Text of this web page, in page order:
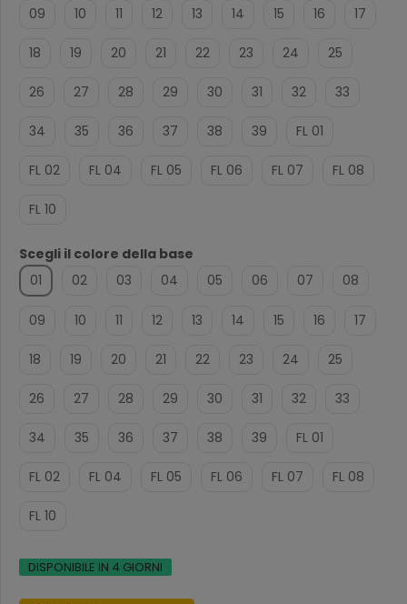
09 10 11 12 13 14 15 16 17
18 19 20 21 22 23 24 25
26 27 28 29 30 31 32 33
34 35 36 37 38 39 FL 01
FL 02 FL 04 FL 05 FL 06 FL 07 FL 08
FL 10
Scegli il colore della base
01
02 03 04 05 06 07 08
09 10 11 12 13 14 15 16 17
18 19 20 21 22 23 24 25
26 27 28 29 30 31 32 33
34 35 36 37 38 39 FL 01
FL 02 FL 04 FL 05 FL 06 FL 07 FL 08
FL 10
DISPONIBILE IN 4 GIORNI